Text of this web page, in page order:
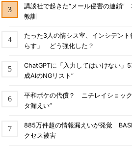
講談社で起きた“メール侵害の連鎖”
教訓
たった3人の情シス室、インシデン
らす」 どう強化した？
ChatGPTに「入力してはいけない
成AIのNGリスト”
平和ボケの代償？ ニチレイショッ
タ漏えい”
885万件超の情報漏えいが発覚
クセス被害